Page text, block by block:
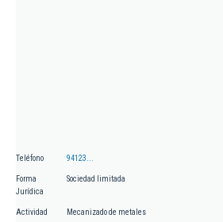
Teléfono 94123...
Forma
Jurídica
Sociedad limitada
Actividad Mecanizado de metales